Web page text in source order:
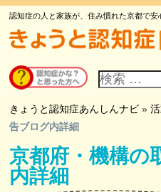
認知症の人と家族が、住み慣れた京都で安
イ
ト
検
索
きょうと認知症あんしんナビ »
告ブログ内詳細
京都府・機構の
内詳細